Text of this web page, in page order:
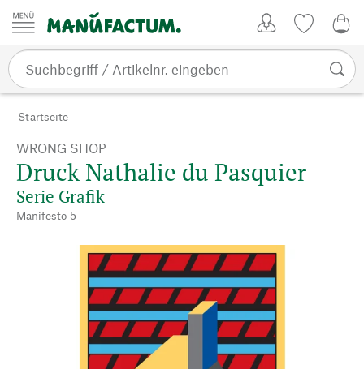
Zum Inhalt springen
Startseite
WRONG SHOP
Druck Nathalie du Pasquier
Serie Grafik
Manifesto 5